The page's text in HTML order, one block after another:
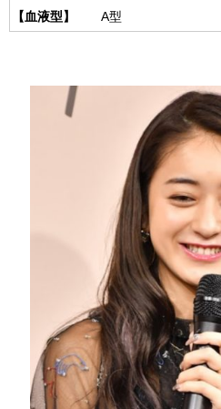
【血液型】
A型